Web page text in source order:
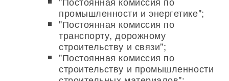
промышленности и энергетике";
"Постоянная комиссия по
транспорту, дорожному
строительству и связи";
"Постоянная комиссия по
строительству и промышленности